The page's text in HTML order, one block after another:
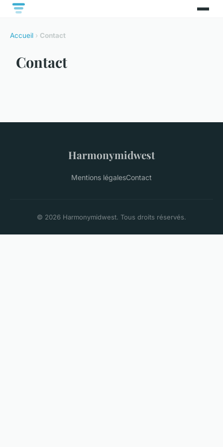
Accueil › Contact
Contact
Harmonymidwest
Mentions légalesContact
© 2026 Harmonymidwest. Tous droits réservés.